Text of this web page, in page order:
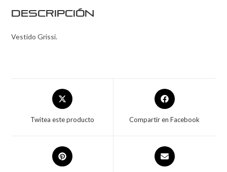
Descripción
Vestido Grissi.
Twitea este producto Compartir en Facebook